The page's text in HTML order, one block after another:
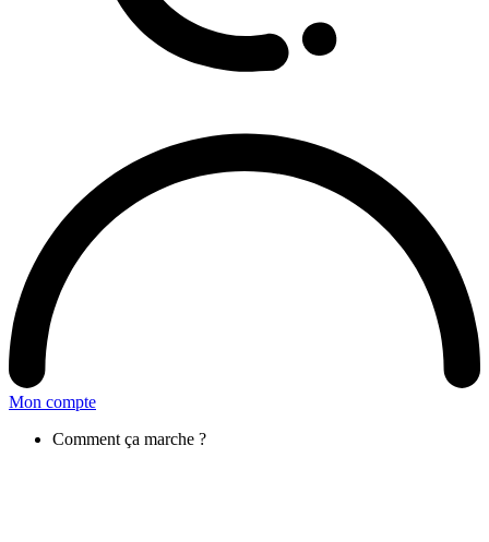
Mon compte
Comment ça marche ?